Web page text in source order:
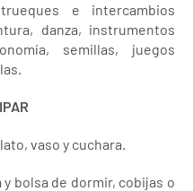
e intercambios
danza, instrumentos
semillas, juegos
vaso y cuchara.
bolsa de dormir, cobijas o